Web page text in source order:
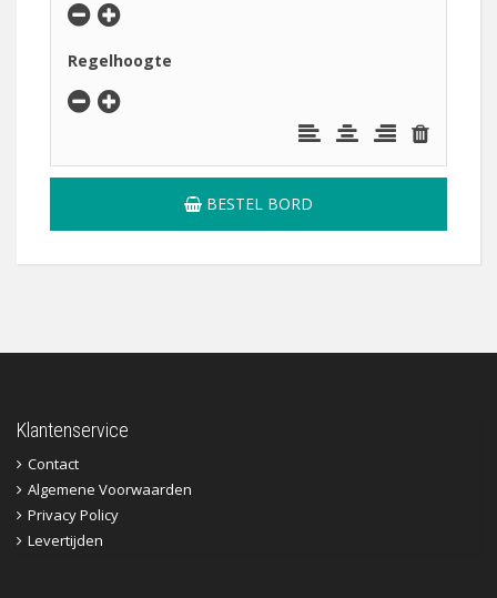
Regelhoogte
BESTEL BORD
Klantenservice
Contact
Algemene Voorwaarden
Privacy Policy
Levertijden